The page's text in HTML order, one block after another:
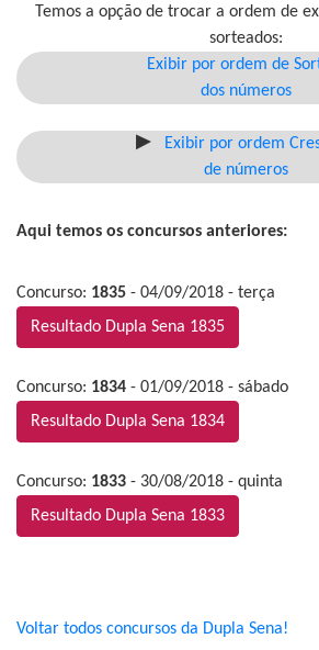
Temos a opção de trocar a ordem de
sorteados:
Exibir por ordem de
dos números
Exibir por ordem
de números
Aqui temos os concursos anteriores:
Concurso: 1835 - 04/09/2018 - terça
Resultado Dupla Sena 1835
Concurso: 1834 - 01/09/2018 - sábado
Resultado Dupla Sena 1834
Concurso: 1833 - 30/08/2018 - quinta
Resultado Dupla Sena 1833
Voltar todos concursos da Dupla Sena!